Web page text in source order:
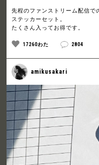
先程のファンストリーム配信で
ステッカーセット。
たくさん入ってお得です。
17260わた 2804
amikusakari